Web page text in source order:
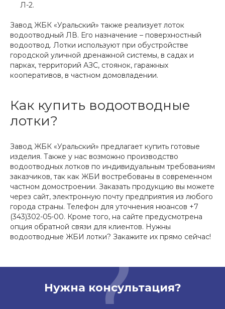
Л-2.
Завод ЖБК «Уральский» также реализует лоток
водоотводный ЛВ. Его назначение – поверхностный
водоотвод. Лотки используют при обустройстве
городской уличной дренажной системы, в садах и
парках, территорий АЗС, стоянок, гаражных
кооперативов, в частном домовладении.
Как купить водоотводные
лотки?
Завод ЖБК «Уральский» предлагает купить готовые
изделия. Также у нас возможно производство
водоотводных лотков по индивидуальным требованиям
заказчиков, так как ЖБИ востребованы в современном
частном домостроении. Заказать продукцию вы можете
через сайт, электронную почту предприятия из любого
города страны. Телефон для уточнения нюансов +7
(343)302-05-00. Кроме того, на сайте предусмотрена
опция обратной связи для клиентов. Нужны
водоотводные ЖБИ лотки? Закажите их прямо сейчас!
Нужна консультация?